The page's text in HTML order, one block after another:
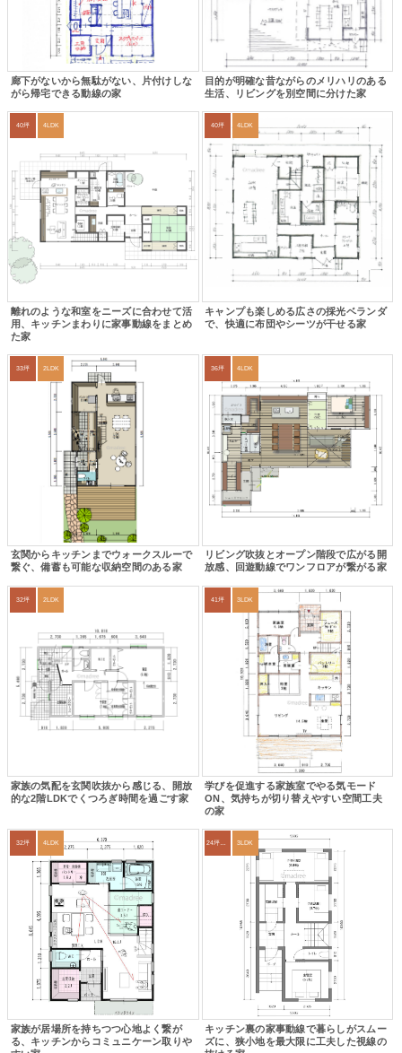
廊下がないから無駄がない、片付けしな
がら帰宅できる動線の家
目的が明確な昔ながらのメリハリのある
生活、リビングを別空間に分けた家
40坪 4LDK
離れのような和室をニーズに合わせて活
用、キッチンまわりに家事動線をまとめ
た家
40坪 4LDK
キャンプも楽しめる広さの採光ベランダ
で、快適に布団やシーツが干せる家
33坪 2LDK
玄関からキッチンまでウォークスルーで
繋ぐ、備蓄も可能な収納空間のある家
36坪 4LDK
リビング吹抜とオープン階段で広がる開
放感、回遊動線でワンフロアが繋がる家
32坪 2LDK
家族の気配を玄関吹抜から感じる、開放
的な2階LDKでくつろぎ時間を過ごす家
41坪 3LDK
学びを促進する家族室でやる気モード
ON、気持ちが切り替えやすい空間工夫
の家
32坪 4LDK
家族が居場所を持ちつつ心地よく繋が
る、キッチンからコミュニケーン取りや
24坪～27坪 3LDK
キッチン裏の家事動線で暮らしがスムー
ズに、狭小地を最大限に工夫した視線の